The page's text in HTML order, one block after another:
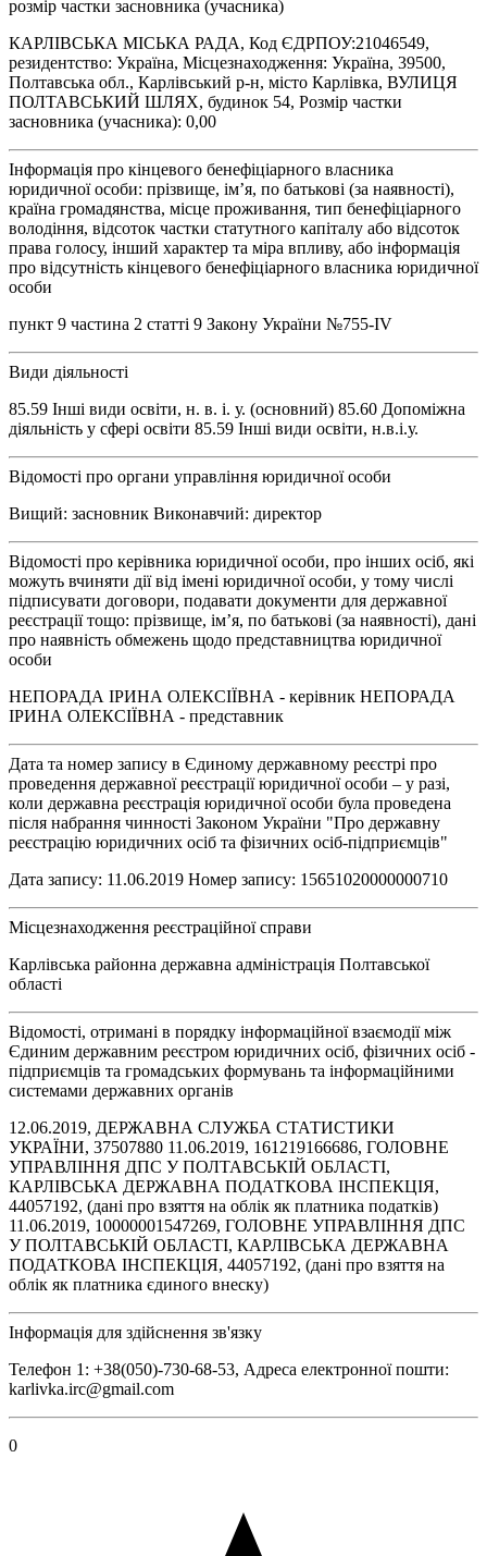
розмір частки засновника (учасника)
КАРЛІВСЬКА МІСЬКА РАДА, Код ЄДРПОУ:21046549,
резидентство: Україна, Місцезнаходження: Україна, 39500,
Полтавська обл., Карлівський р-н, місто Карлівка, ВУЛИЦЯ
ПОЛТАВСЬКИЙ ШЛЯХ, будинок 54, Розмір частки
засновника (учасника): 0,00
Інформація про кінцевого бенефіціарного власника
юридичної особи: прізвище, ім’я, по батькові (за наявності),
країна громадянства, місце проживання, тип бенефіціарного
володіння, відсоток частки статутного капіталу або відсоток
права голосу, інший характер та міра впливу, або інформація
про відсутність кінцевого бенефіціарного власника юридичної
особи
пункт 9 частина 2 статті 9 Закону України №755-ІV
Види діяльності
85.59 Інші види освіти, н. в. і. у. (основний) 85.60 Допоміжна
діяльність у сфері освіти 85.59 Інші види освіти, н.в.і.у.
Відомості про органи управління юридичної особи
Вищий: засновник Виконавчий: директор
Відомості про керівника юридичної особи, про інших осіб, які
можуть вчиняти дії від імені юридичної особи, у тому числі
підписувати договори, подавати документи для державної
реєстрації тощо: прізвище, ім’я, по батькові (за наявності), дані
про наявність обмежень щодо представництва юридичної
особи
НЕПОРАДА ІРИНА ОЛЕКСІЇВНА - керівник НЕПОРАДА
ІРИНА ОЛЕКСІЇВНА - представник
Дата та номер запису в Єдиному державному реєстрі про
проведення державної реєстрації юридичної особи – у разі,
коли державна реєстрація юридичної особи була проведена
після набрання чинності Законом України "Про державну
реєстрацію юридичних осіб та фізичних осіб-підприємців"
Дата запису: 11.06.2019 Номер запису: 15651020000000710
Місцезнаходження реєстраційної справи
Карлівська районна державна адміністрація Полтавської
області
Відомості, отримані в порядку інформаційної взаємодії між
Єдиним державним реєстром юридичних осіб, фізичних осіб -
підприємців та громадських формувань та інформаційними
системами державних органів
12.06.2019, ДЕРЖАВНА СЛУЖБА СТАТИСТИКИ
УКРАЇНИ, 37507880 11.06.2019, 161219166686, ГОЛОВНЕ
УПРАВЛІННЯ ДПС У ПОЛТАВСЬКІЙ ОБЛАСТІ,
КАРЛІВСЬКА ДЕРЖАВНА ПОДАТКОВА ІНСПЕКЦІЯ,
44057192, (дані про взяття на облік як платника податків)
11.06.2019, 10000001547269, ГОЛОВНЕ УПРАВЛІННЯ ДПС
У ПОЛТАВСЬКІЙ ОБЛАСТІ, КАРЛІВСЬКА ДЕРЖАВНА
ПОДАТКОВА ІНСПЕКЦІЯ, 44057192, (дані про взяття на
облік як платника єдиного внеску)
Інформація для здійснення зв'язку
Телефон 1: +38(050)-730-68-53, Адреса електронної пошти:
karlivka.irc@gmail.com
0